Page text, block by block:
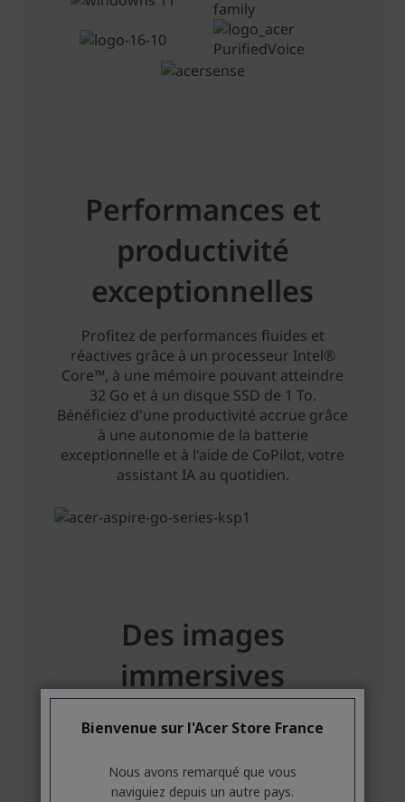
Bienvenue sur l'Acer Store France
Nous avons remarqué que vous
naviguiez depuis un autre pays.